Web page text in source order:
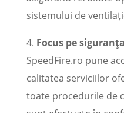
sistemului de
4. Focus pe
SpeedFire.ro pune
calitatea serviciilor
toate procedurile de